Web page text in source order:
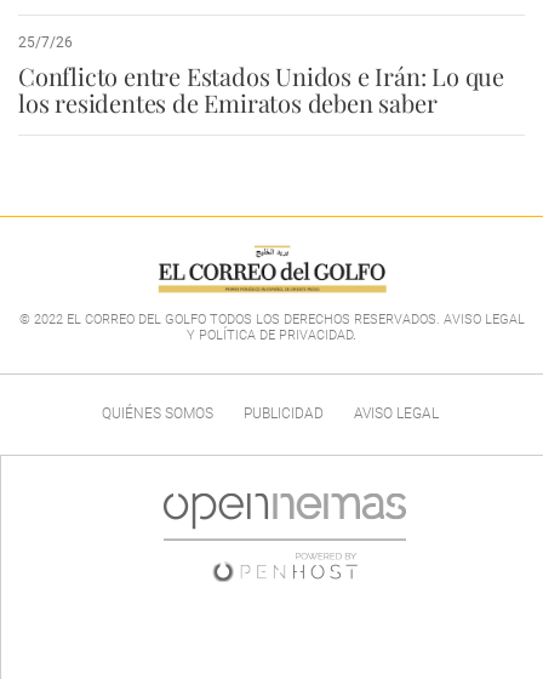
25/7/26
Conflicto entre Estados Unidos e Irán: Lo que
los residentes de Emiratos deben saber
© 2022 EL CORREO DEL GOLFO TODOS LOS DERECHOS RESERVADOS. AVISO LEGAL
Y POLÍTICA DE PRIVACIDAD.
QUIÉNES SOMOS PUBLICIDAD AVISO LEGAL